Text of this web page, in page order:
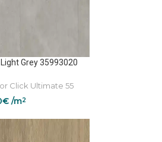
Grey 35993020
Click Ultimate 55
€ /m2